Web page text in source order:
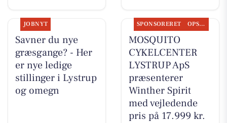
JOBNYT
Savner du nye
græsgange? - Her
er nye ledige
stillinger i Lystrup
og omegn
SPONSORERET OPSLAGSTAVLEN
MOSQUITO
CYKELCENTER
LYSTRUP ApS
præsenterer
Winther Spirit
med vejledende
pris på 17.999 kr.